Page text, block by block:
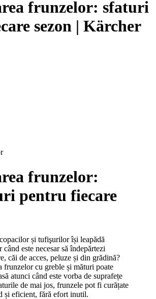
frunzelor: sfaturi
sezon | Kärcher
frunzelor:
pentru fiecare
și tufişurilor își leapădă
este necesar să îndepărtezi
căi de acces, peluze și din grădină?
frunzelor cu greble și mături poate
atunci când este vorba de suprafețe
de mai jos, frunzele pot fi curățate
și eficient, fără efort inutil.